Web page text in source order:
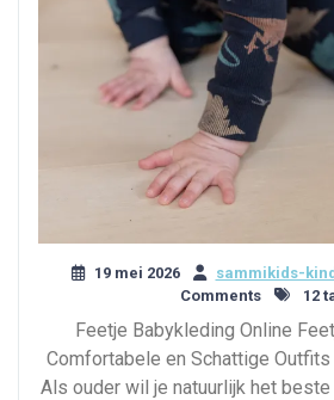
19 mei 2026 sammikids-
Comments
12
Feetje Babykleding Online
Comfortabele en Schattige
Als ouder wil je natuurlijk het beste